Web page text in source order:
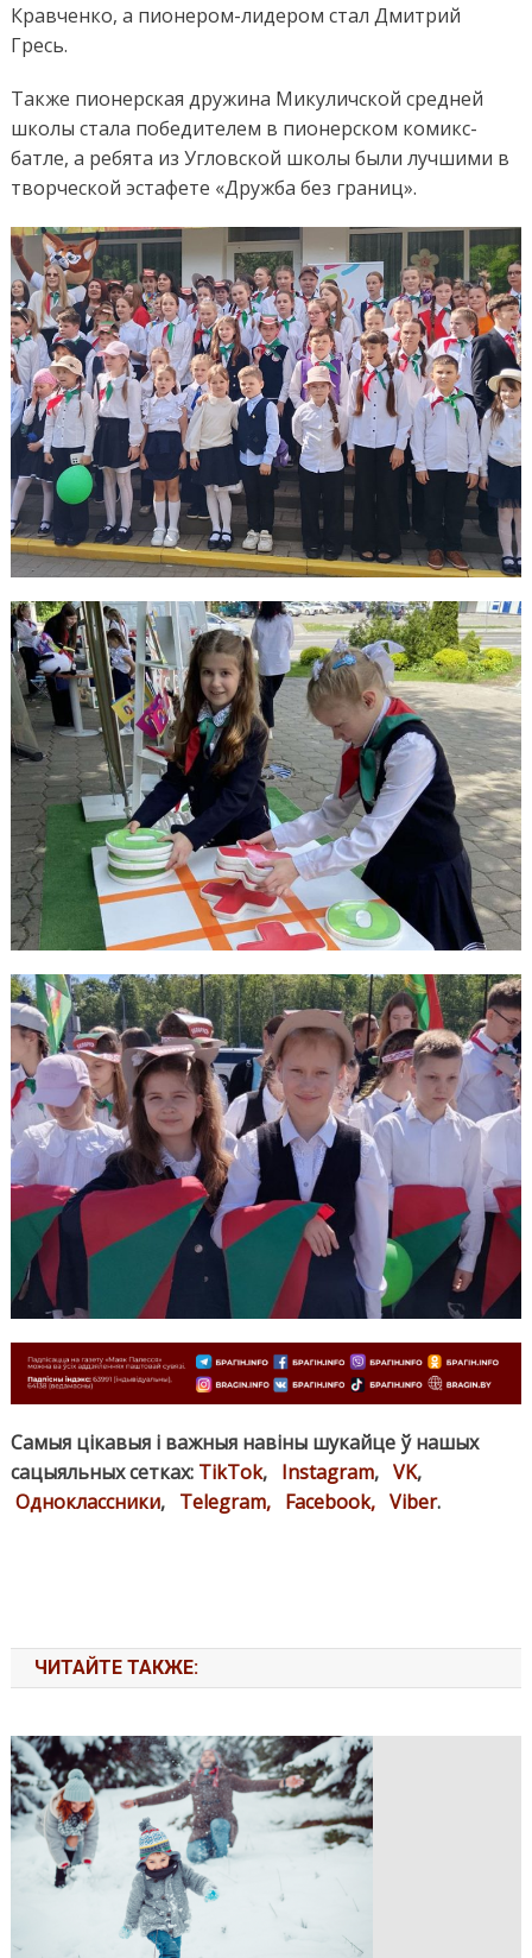
Кравченко, а пионером-лидером стал Дмитрий
Гресь.
Также пионерская дружина Микуличской средней
школы стала победителем в пионерском комикс-
батле, а ребята из Угловской школы были лучшими в
творческой эстафете «Дружба без границ».
Самыя цікавыя і важныя навіны шукайце ў нашых
сацыяльных сетках: TikTok, Instagram, VK,
Одноклассники, Telegram, Facebook, Viber.
ЧИТАЙТЕ ТАКЖЕ: